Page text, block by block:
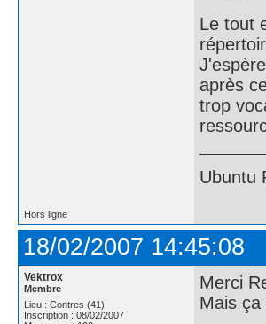
Le tout
après
trop
Ubuntu
Hors ligne
18/02/2007 14:45:08
Vektrox
Membre
Lieu : Contres (41)
Inscription : 08/02/2007
Merci
Mais